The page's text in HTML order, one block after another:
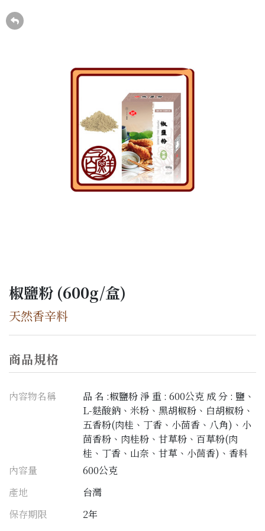
椒鹽粉 (600g/盒)
天然香辛料
商品規格
內容物名稱
品 名 :椒鹽粉 淨 重 : 600公克 成 分 : 鹽、
L-麩酸鈉、米粉、黑胡椒粉、白胡椒粉、
五香粉(肉桂、丁香、小茴香、八角)、小
茴香粉、肉桂粉、甘草粉、百草粉(肉
桂、丁香、山奈、甘草、小茴香)、香料
內容量
600公克
產地
台灣
保存期限
2年